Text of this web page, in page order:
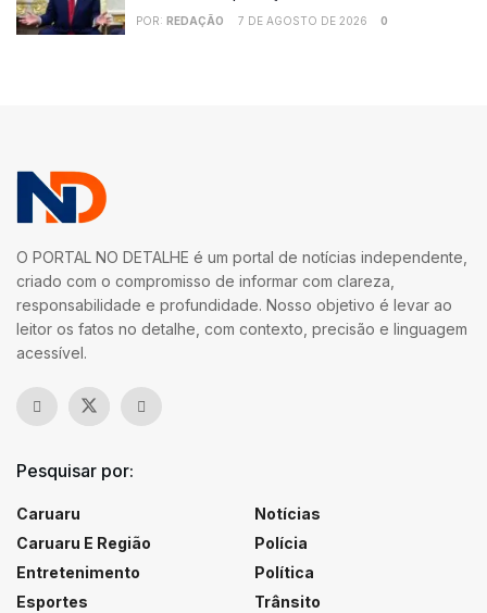
POR: REDAÇÃO 7 DE AGOSTO DE 2026 0
O PORTAL NO DETALHE é um portal de notícias independente,
criado com o compromisso de informar com clareza,
responsabilidade e profundidade. Nosso objetivo é levar ao
leitor os fatos no detalhe, com contexto, precisão e linguagem
acessível.
Pesquisar por:
Caruaru
Caruaru E Região
Entretenimento
Esportes
Notícias
Polícia
Política
Trânsito